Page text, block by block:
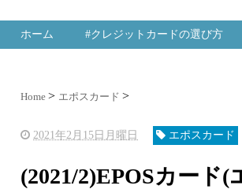
ホーム #クレジットカードの選び方
Home エポスカード
2021年2月15日月曜日 エポスカード
(2021/2)EPOSカー